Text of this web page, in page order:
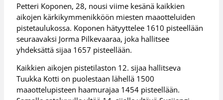
Petteri Koponen, 28, nousi viime kesänä kaikkien
aikojen kärkikymmenikköön miesten maaotteluiden
pistetaulukossa. Koponen hätyyttelee 1610 pisteellään
seuraavaksi Jorma Pilkevaaraa, joka hallitsee
yhdeksättä sijaa 1657 pisteellään.
Kaikkien aikojen pistetilaston 12. sijaa hallitseva
Tuukka Kotti on puolestaan lähellä 1500
maaottelupisteen haamurajaa 1454 pisteellään.